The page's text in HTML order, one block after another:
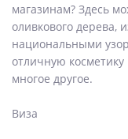
магазинам? Здесь
оливкового дерева,
национальными
отличную
многое другое.
Виза